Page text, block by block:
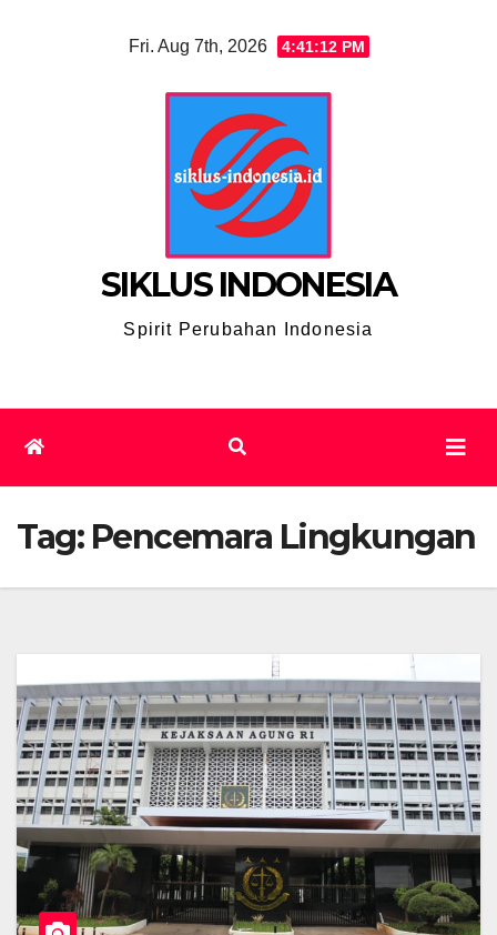
Fri. Aug 7th, 2026 4:41:12 PM
SIKLUS INDONESIA
Spirit Perubahan Indonesia
Tag: Pencemara Lingkungan